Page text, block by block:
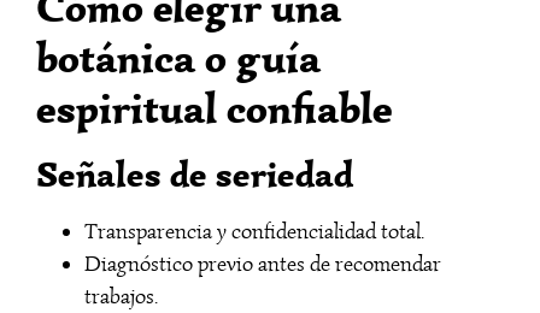
botánica o guía
espiritual confiable
Señales de seriedad
Transparencia y confidencialidad total.
Diagnóstico previo antes de recomendar
trabajos.